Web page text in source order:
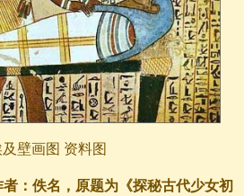
壁画图 资料图
：佚名，原题为《探秘古代少女初